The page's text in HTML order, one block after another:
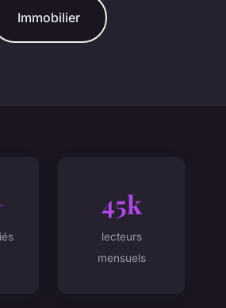
Immobilier
45k
lecteurs
mensuels